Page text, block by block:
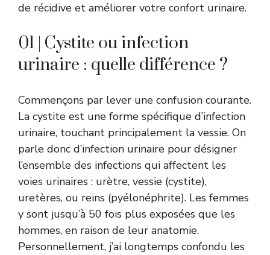
de récidive et améliorer votre confort urinaire.
01 | Cystite ou infection
urinaire : quelle différence ?
Commençons par lever une confusion courante.
La cystite est une forme spécifique d’infection
urinaire, touchant principalement la vessie. On
parle donc d’infection urinaire pour désigner
l’ensemble des infections qui affectent les
voies urinaires : urètre, vessie (cystite),
uretères, ou reins (pyélonéphrite). Les femmes
y sont jusqu’à 50 fois plus exposées que les
hommes, en raison de leur anatomie.
Personnellement, j’ai longtemps confondu les